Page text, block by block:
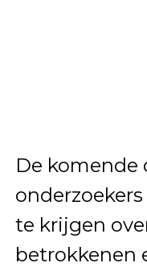
De komende
te krijgen
betrokkenen